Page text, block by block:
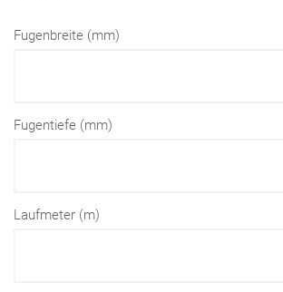
Fugenbreite (mm)
Fugentiefe (mm)
Laufmeter (m)